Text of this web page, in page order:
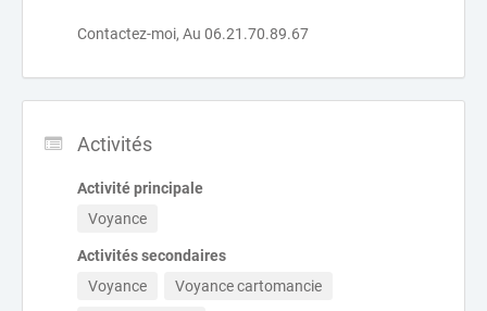
Contactez-moi, Au 06.21.70.89.67
Activités
Activité principale
Voyance
Activités secondaires
Voyance
Voyance cartomancie